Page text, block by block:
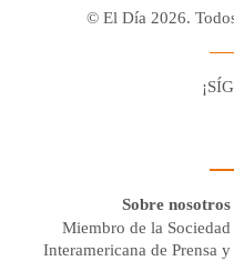
© El Día 2026.
Sobre nosotros
Miembro de la Sociedad
Interamericana de Prensa y